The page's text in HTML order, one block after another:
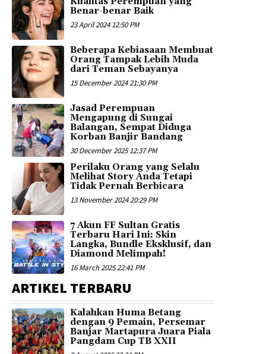
Benar-benar Baik
23 April 2024 12:50 PM
Beberapa Kebiasaan Membuat
Orang Tampak Lebih Muda
dari Teman Sebayanya
15 December 2024 21:30 PM
Jasad Perempuan
Mengapung di Sungai
Balangan, Sempat Diduga
Korban Banjir Bandang
30 December 2025 12:37 PM
Perilaku Orang yang Selalu
Melihat Story Anda Tetapi
Tidak Pernah Berbicara
13 November 2024 20:29 PM
7 Akun FF Sultan Gratis
Terbaru Hari Ini: Skin
Langka, Bundle Eksklusif, dan
Diamond Melimpah!
16 March 2025 22:41 PM
ARTIKEL TERBARU
Kalahkan Huma Betang
dengan 9 Pemain, Persemar
Banjar Martapura Juara Piala
Pangdam Cup TB XXII